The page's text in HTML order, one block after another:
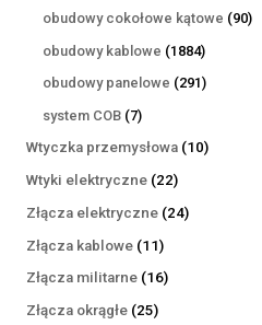
produkty
obudowy cokołowe kątowe 9090
obudowy kablowe 18841884
produkty
obudowy panelowe 291291
system COB 77
produktów
Wtyczka przemysłowa 1010
Wtyki elektryczne 2222
produkty
Złącza elektryczne 2424
Złącza kablowe 1111
produktów
Złącza militarne 1616
Złącza okrągłe 2525